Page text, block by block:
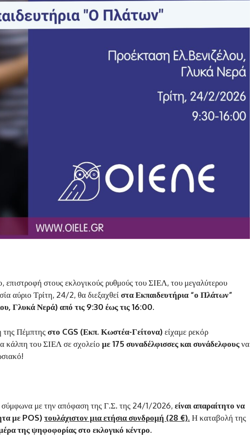
επιστροφή στους εκλογικούς ρυθμούς του ΣΙΕΛ, του μεγαλύτερου
αύριο Τρίτη, 24/2, θα διεξαχθεί στα Εκπαιδευτήρια “ο Πλάτων”
Γλυκά Νερά) από τις 9:30 έως τις 16:00.
της Πέμπτηςστο CGS (Εκπ. Κωστέα-Γείτονα)είχαμε ρεκόρ
κάλπη του ΣΙΕΛ σε σχολείο με 175 συναδέλφισσες και συνάδελφουςνα
σύμφωνα με την απόφαση της Γ.Σ. της 24/1/2026, είναι απαραίτητο να
με POS)τουλάχιστον μια ετήσια συνδρομή (28 €). Η καταβολή της
της ψηφοφορίας στο εκλογικό κέντρο.